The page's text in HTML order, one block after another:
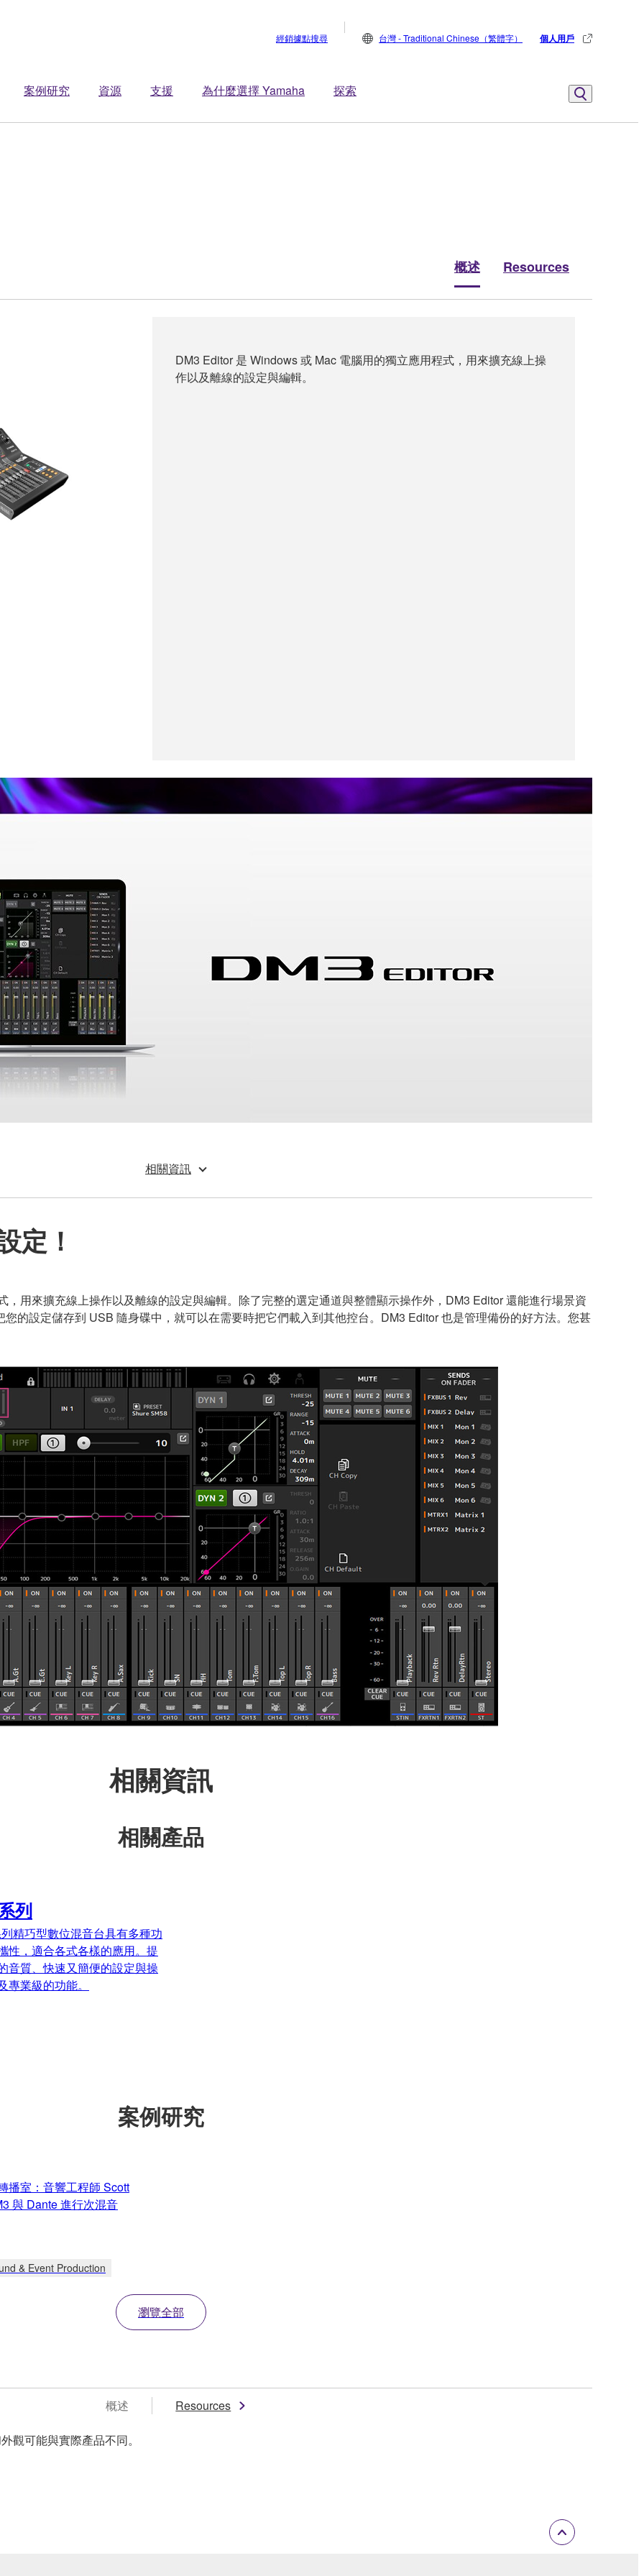
案例研究 資源 支援 為什麼選擇 Yamaha 探索
經銷據點搜尋 台灣 - Traditional Chinese（繁體字） 個人用戶
概述 Resources
DM3 Editor 是 Windows 或 Mac 電腦用的獨立應用程式，用來擴充線上操
作以及離線的設定與編輯。
相關資訊
定！
用來擴充線上操作以及離線的設定與編輯。除了完整的選定通道與整體顯示操作外，DM3 Editor 還能進行場景資
的設定儲存到 USB 隨身碟中，就可以在需要時把它們載入到其他控台。DM3 Editor 也是管理備份的好方法。您甚
相關資訊
相關產品
列
精巧型數位混音台具有多種功
性，適合各式各樣的應用。提
音質、快速又簡便的設定與操
專業級的功能。
案例研究
播室：音響工程師 Scott
與 Dante 進行次混音
& Event Production
瀏覽全部
概述 Resources
觀可能與實際產品不同。